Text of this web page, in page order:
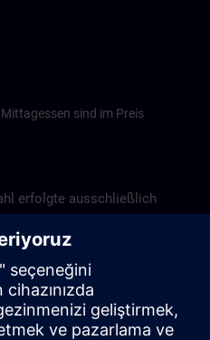
sind im Preis
erfolgte ausschließlich
zum
um Siemens-
wir für die Qualität der